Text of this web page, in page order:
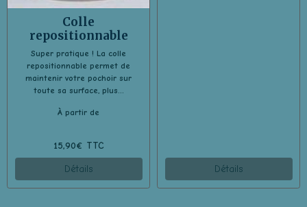
Colle
repositionnable
Super pratique ! La colle
repositionnable permet de
maintenir votre pochoir sur
toute sa surface, plus...
À partir de
15,90€ TTC
Détails Détails